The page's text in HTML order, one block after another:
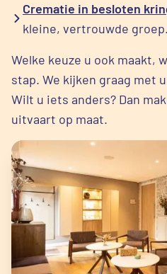
Crematie in besloten
kleine, vertrouwde groep.
Welke keuze u ook maakt,
stap. We kijken graag met
Wilt u iets anders? Dan
uitvaart op maat.